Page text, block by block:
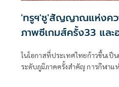
'ทรูฯ'ชู'สัญญาณแห่งคว
ภาพซีเกมส์ครั้ง33 และ
ในโอกาสที่ประเทศไทยก้าวขึ้นเป็
ระดับภูมิภาคครั้งสำคัญ การกีฬาแ